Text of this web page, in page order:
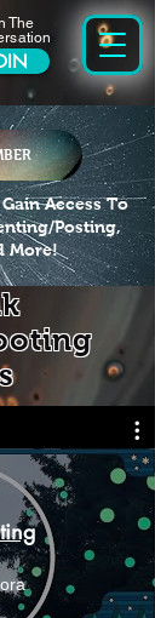
The
Access To
Posting,
More!